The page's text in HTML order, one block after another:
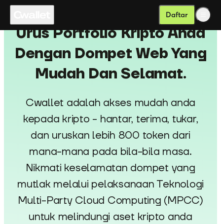
Daftar
Urus Portfolio Kripto Anda
Dengan Dompet Web Yang
Mudah Dan Selamat.
Cwallet adalah akses mudah anda
kepada kripto - hantar, terima, tukar,
dan uruskan lebih 800 token dari
mana-mana pada bila-bila masa.
Nikmati keselamatan dompet yang
mutlak melalui pelaksanaan Teknologi
Multi-Party Cloud Computing (MPCC)
untuk melindungi aset kripto anda